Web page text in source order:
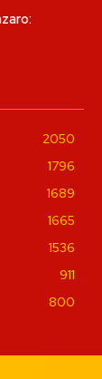
2050
1796
1689
1665
1536
911
800